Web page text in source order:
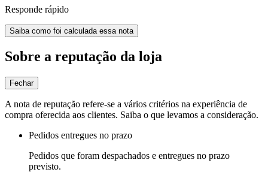
Responde rápido
Saiba como foi calculada essa nota
Sobre a reputação da loja
Fechar
A nota de reputação refere-se a vários critérios na experiência de
compra oferecida aos clientes. Saiba o que levamos a consideração.
Pedidos entregues no prazo
Pedidos que foram despachados e entregues no prazo
previsto.